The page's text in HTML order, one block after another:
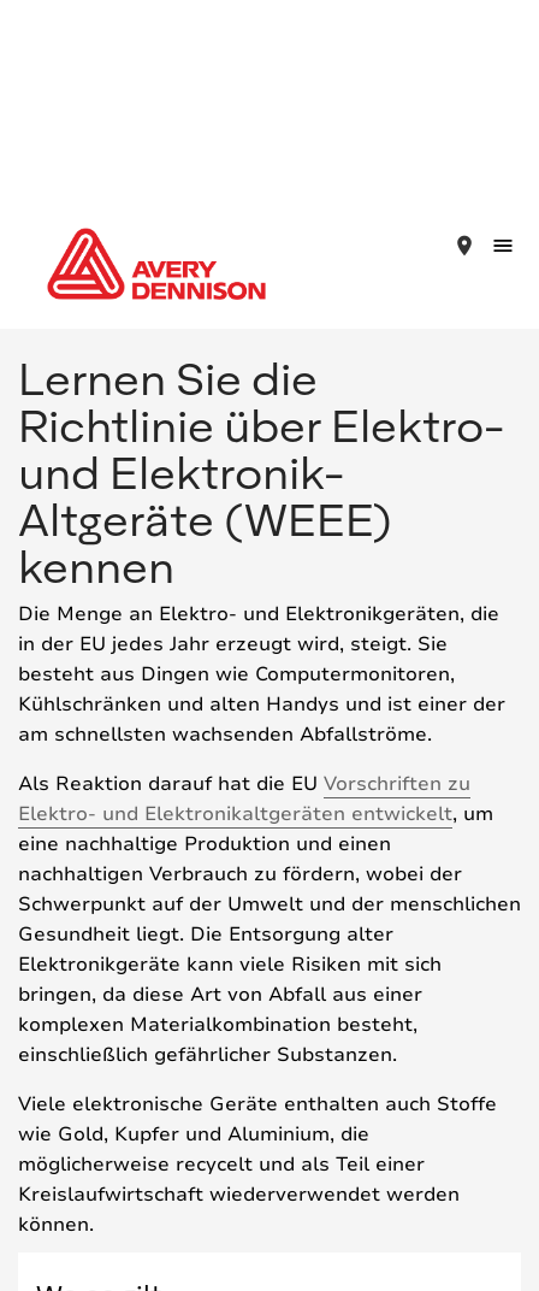
place
Lernen Sie die
Richtlinie über Elektro-
und Elektronik-
Altgeräte (WEEE)
kennen
Die Menge an Elektro- und Elektronikgeräten, die
in der EU jedes Jahr erzeugt wird, steigt. Sie
besteht aus Dingen wie Computermonitoren,
Kühlschränken und alten Handys und ist einer der
am schnellsten wachsenden Abfallströme.
Als Reaktion darauf hat die EU Vorschriften zu
Elektro- und Elektronikaltgeräten entwickelt, um
eine nachhaltige Produktion und einen
nachhaltigen Verbrauch zu fördern, wobei der
Schwerpunkt auf der Umwelt und der menschlichen
Gesundheit liegt. Die Entsorgung alter
Elektronikgeräte kann viele Risiken mit sich
bringen, da diese Art von Abfall aus einer
komplexen Materialkombination besteht,
einschließlich gefährlicher Substanzen.
Viele elektronische Geräte enthalten auch Stoffe
wie Gold, Kupfer und Aluminium, die
möglicherweise recycelt und als Teil einer
Kreislaufwirtschaft wiederverwendet werden
können.